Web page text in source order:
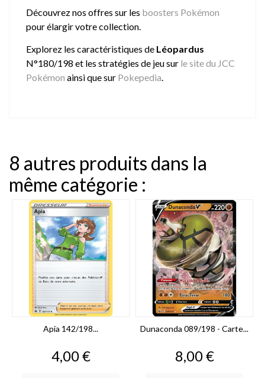
Découvrez nos offres sur les boosters Pokémon
pour élargir votre collection.
Explorez les caractéristiques de Léopardus
N°180/198 et les stratégies de jeu sur le site du JCC
Pokémon ainsi que sur Pokepedia.
8 autres produits dans la
même catégorie :
Apia 142/198...
Prix
4,00 €
Dunaconda 089/198 - Carte...
Prix
8,00 €